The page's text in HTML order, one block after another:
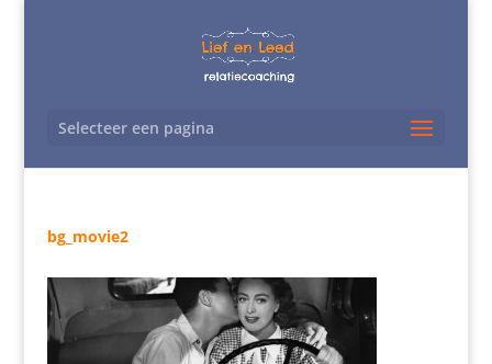
Selecteer een pagina
bg_movie2